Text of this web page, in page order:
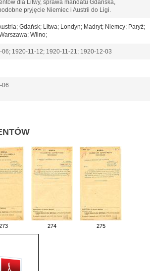
dla Litwy, sprawa mandatu Gdańska,
pryjęcie Niemiec i Austrii do Ligi.
; Gdańsk; Litwa; Londyn; Madryt; Niemcy; Paryż;
; Wilno;
06; 1920-11-12; 1920-11-21; 1920-12-03
06
274 275